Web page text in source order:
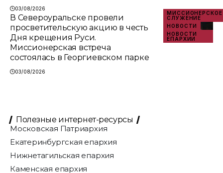
03/08/2026
МИССИОНЕРСКОЕ
СЛУЖЕНИЕ
НОВОСТИ
НОВОСТИ
ЕПАРХИИ
В Североуральске провели
просветительскую акцию в честь
Дня крещения Руси.
Миссионерская встреча
состоялась в Георгиевском парке
03/08/2026
Полезные интернет-ресурсы
Московская Патриархия
Екатеринбургская епархия
Нижнетагильская епархия
Каменская епархия